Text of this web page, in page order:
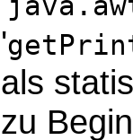
'
als
zu